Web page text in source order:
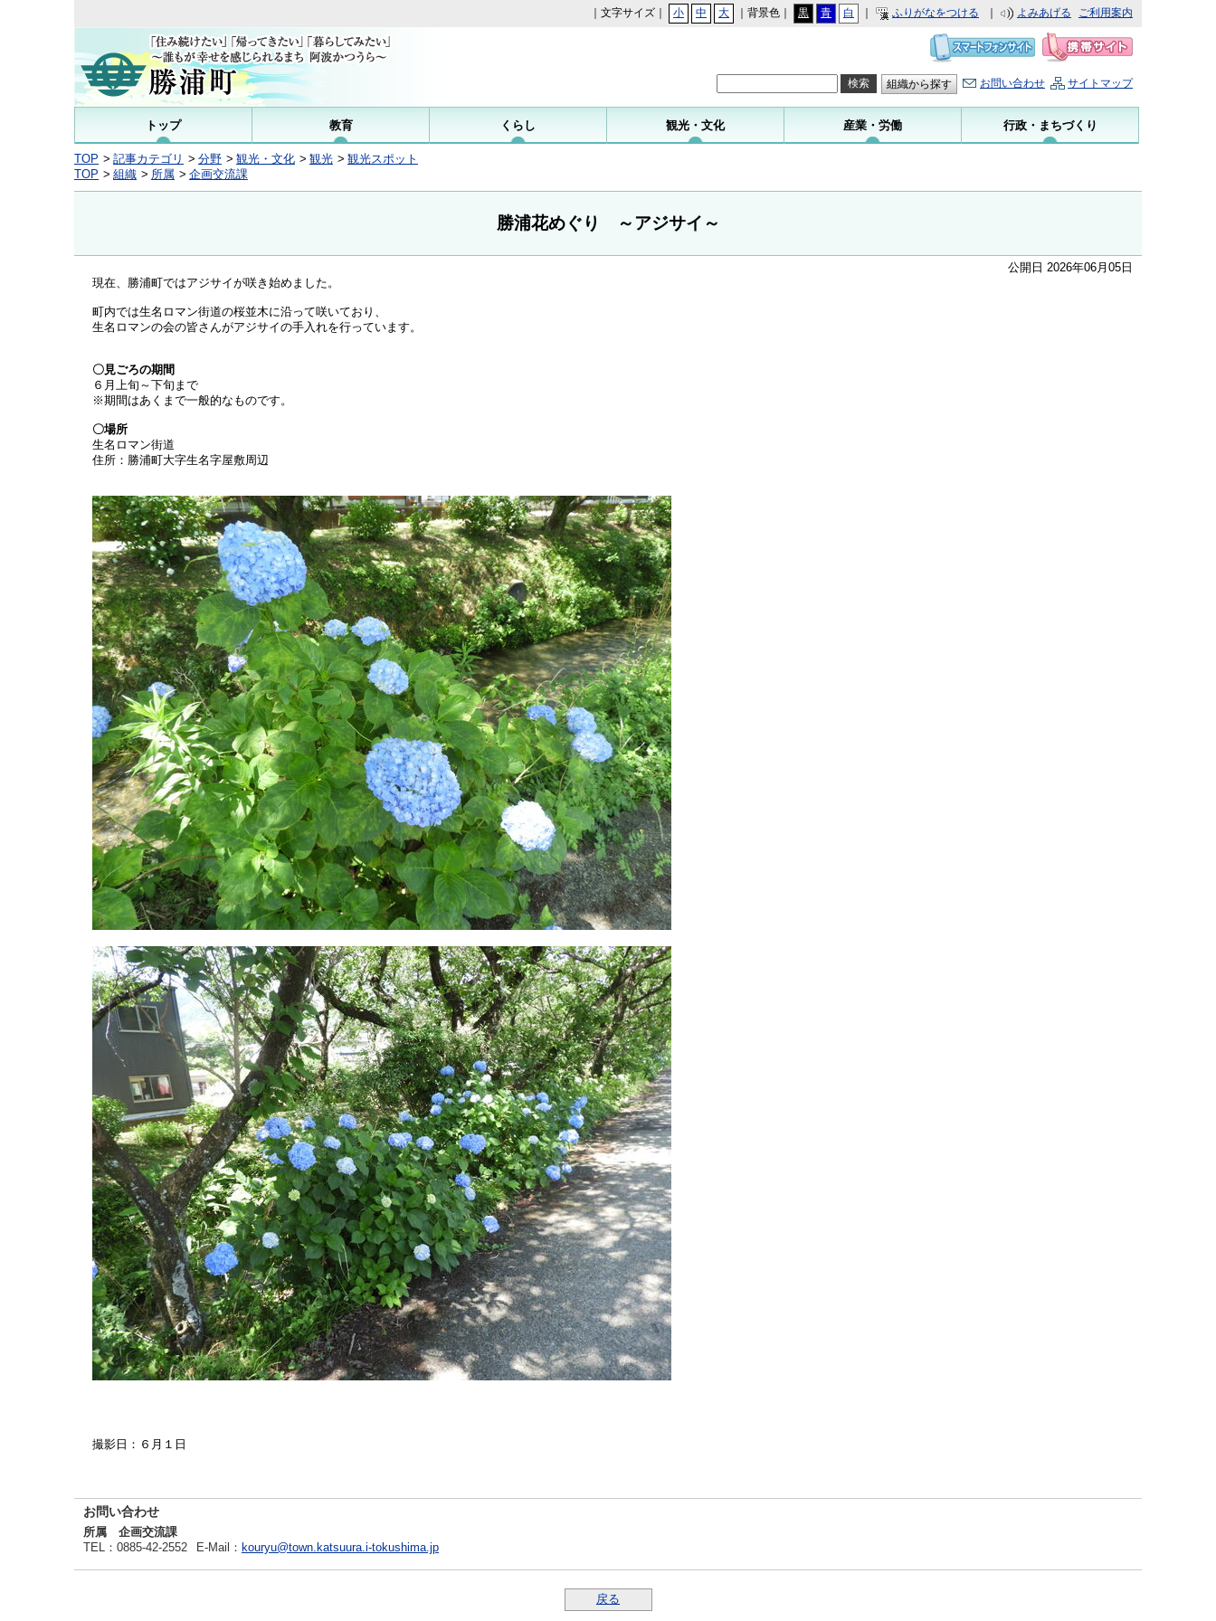
｜文字サイズ｜ 小 中 大 ｜背景色｜ 黒 青 白 ふりがなをつける よみあげる ご利用案内
組織から探す お問い合わせ サイトマップ
トップ 教育 くらし 観光・文化 産業・労働 行政・まちづくり
TOP 記事カテゴリ 分野 観光・文化 観光
観光スポット
TOP
組織 所属 企画交流課
勝浦花めぐり ～アジサイ～
公開日 2026年06月05日
現在、勝浦町ではアジサイが咲き始めました。
町内では生名ロマン街道の桜並木に沿って咲いており、
生名ロマンの会の皆さんがアジサイの手入れを行っています。
〇見ごろの期間
６月上旬～下旬まで
※期間はあくまで一般的なものです。
〇場所
生名ロマン街道
住所：勝浦町大字生名字屋敷周辺
撮影日：６月１日
お問い合わせ
所属 企画交流課
TEL ：0885-42-2552 E-Mail ： kouryu@town.katsuura.i-tokushima.jp
戻る